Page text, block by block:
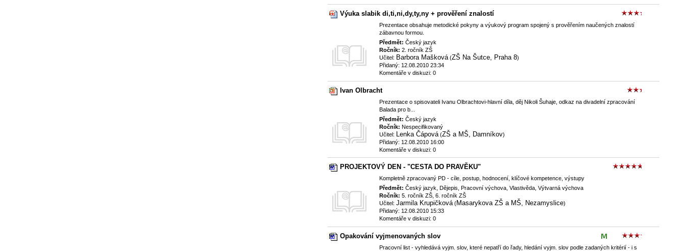
Výuka slabik di,ti,ni,dy,ty,ny + prověření znalostí
Prezentace obsahuje metodické pokyny a výukový program spojený s prověřením naučených znalostí
zábavnou formou.
Předmět: Český jazyk
Ročník: 2. ročník ZŠ
Učitel: Barbora Mašková (ZŠ Na Šutce, Praha 8)
Přidaný: 12.08.2010 23:34
Komentáře v diskuzi: 0
Ivan Olbracht
Prezentace o spisovateli Ivanu Olbrachtovi-hlavní díla, děj Nikoli Šuhaje, odkaz na divadelní zpracování
Balada pro b...
Předmět: Český jazyk
Ročník: Nespecifikovaný
Učitel: Lenka Čápová (ZŠ a MŠ, Damníkov)
Přidaný: 12.08.2010 16:00
Komentáře v diskuzi: 0
PROJEKTOVÝ DEN - "CESTA DO PRAVĚKU"
Kompletně zpracovaný PD - cíle, postup, hodnocení, klíčové kompetence, výstupy
Předmět: Český jazyk, Dějepis, Pracovní výchova, Vlastivěda, Výtvarná výchova
Ročník: 5. ročník ZŠ, 6. ročník ZŠ
Učitel: Jarmila Krupičková (Masarykova ZŠ a MŠ, Nezamyslice)
Přidaný: 12.08.2010 15:33
Komentáře v diskuzi: 0
Opakování vyjmenovaných slov
Pracovní list - vyhledává vyjm. slov, které nepatří do řady, hledání vyjm. slov podle zadaných kritérií - i s